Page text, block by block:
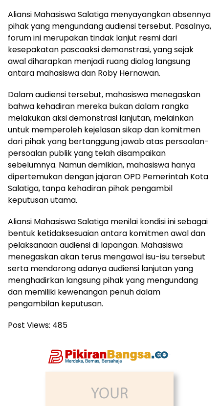
Aliansi Mahasiswa Salatiga menyayangkan absennya
pihak yang mengundang audiensi tersebut. Pasalnya,
forum ini merupakan tindak lanjut resmi dari
kesepakatan pascaaksi demonstrasi, yang sejak
awal diharapkan menjadi ruang dialog langsung
antara mahasiswa dan Roby Hernawan.
Dalam audiensi tersebut, mahasiswa menegaskan
bahwa kehadiran mereka bukan dalam rangka
melakukan aksi demonstrasi lanjutan, melainkan
untuk memperoleh kejelasan sikap dan komitmen
dari pihak yang bertanggung jawab atas persoalan-
persoalan publik yang telah disampaikan
sebelumnya. Namun demikian, mahasiswa hanya
dipertemukan dengan jajaran OPD Pemerintah Kota
Salatiga, tanpa kehadiran pihak pengambil
keputusan utama.
Aliansi Mahasiswa Salatiga menilai kondisi ini sebagai
bentuk ketidaksesuaian antara komitmen awal dan
pelaksanaan audiensi di lapangan. Mahasiswa
menegaskan akan terus mengawal isu-isu tersebut
serta mendorong adanya audiensi lanjutan yang
menghadirkan langsung pihak yang mengundang
dan memiliki kewenangan penuh dalam
pengambilan keputusan.
Post Views: 485